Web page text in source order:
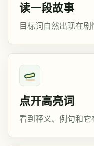
读一段故事
目标词自然出现在剧
点开高亮词
看到释义、例句和它